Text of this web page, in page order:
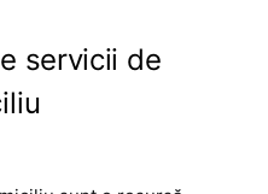
servicii de